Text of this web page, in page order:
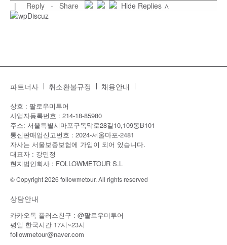
|
Reply - Share Hide Replies ∧
파트너사 취소환불규정 채용안내
상호 : 팔로우미투어
사업자등록번호 : 214-18-85980
주소: 서울특별시마포구독막로28길10,109동B101
통신판매업신고번호 : 2024-서울마포-2481
자사는 서울보증보험에 가입이 되어 있습니다.
대표자 : 강민정
현지법인회사 : FOLLOWMETOUR S.L
© Copyright 2026 followmetour. All rights reserved
상담안내
카카오톡 플러스친구 : @팔로우미투어
평일 한국시간 17시~23시
followmetour@naver.com